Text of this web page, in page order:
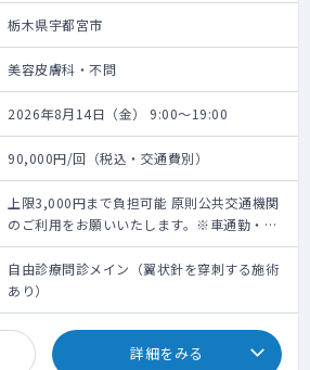
栃木県宇都宮市
美容皮膚科・不問
2026年8月14日（金） 9:00～19:00
90,000円/回（税込・交通費別）
上限3,000円まで負担可能 原則公共交通機関
のご利用をお願いいたします。※車通勤・タ
クシー利用要相談
自由診療問診メイン（翼状針を穿刺する施術
あり）
詳細をみる